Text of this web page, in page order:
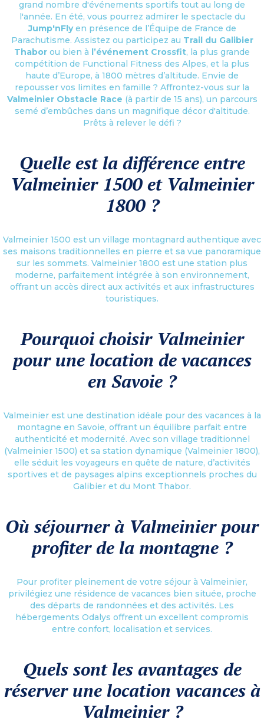
grand nombre d'événements sportifs tout au long de
l'année. En été, vous pourrez admirer le spectacle du
Jump'nFlyen présence de l’Équipe de France de
Parachutisme. Assistez ou participez au Trail du Galibier
Thabor ou bien à l’événement Crossfit, la plus grande
compétition de Functional Fitness des Alpes, et la plus
haute d’Europe, à 1800 mètres d’altitude. Envie de
repousser vos limites en famille ? Affrontez-vous sur la
Valmeinier Obstacle Race (à partir de 15 ans), un parcours
semé d’embûches dans un magnifique décor d'altitude.
Prêts à relever le défi ?
Quelle est la différence entre
Valmeinier 1500 et Valmeinier
1800 ?
Valmeinier 1500 est un village montagnard authentique avec
ses maisons traditionnelles en pierre et sa vue panoramique
sur les sommets. Valmeinier 1800 est une station plus
moderne, parfaitement intégrée à son environnement,
offrant un accès direct aux activités et aux infrastructures
touristiques.
Pourquoi choisir Valmeinier
pour une location de vacances
en Savoie ?
Valmeinier est une destination idéale pour des vacances à la
montagne en Savoie, offrant un équilibre parfait entre
authenticité et modernité. Avec son village traditionnel
(Valmeinier 1500) et sa station dynamique (Valmeinier 1800),
elle séduit les voyageurs en quête de nature, d’activités
sportives et de paysages alpins exceptionnels proches du
Galibier et du Mont Thabor.
Où séjourner à Valmeinier pour
profiter de la montagne ?
Pour profiter pleinement de votre séjour à Valmeinier,
privilégiez une résidence de vacances bien située, proche
des départs de randonnées et des activités. Les
hébergements Odalys offrent un excellent compromis
entre confort, localisation et services.
Quels sont les avantages de
réserver une location vacances à
Valmeinier ?